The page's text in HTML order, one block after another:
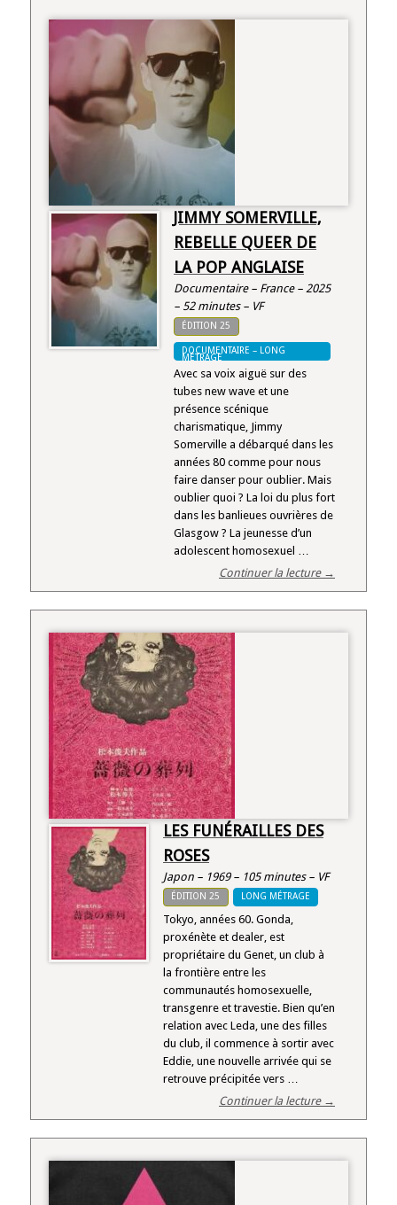
JIMMY SOMERVILLE,
REBELLE QUEER DE
LA POP ANGLAISE
Documentaire – France – 2025
– 52 minutes – VF
ÉDITION 25
DOCUMENTAIRE – LONG
MÉTRAGE
Avec sa voix aiguë sur des
tubes new wave et une
présence scénique
charismatique, Jimmy
Somerville a débarqué dans les
années 80 comme pour nous
faire danser pour oublier. Mais
oublier quoi ? La loi du plus fort
dans les banlieues ouvrières de
Glasgow ? La jeunesse d’un
adolescent homosexuel …
Continuer la lecture →
LES FUNÉRAILLES DES
ROSES
Japon – 1969 – 105 minutes – VF
ÉDITION 25 LONG MÉTRAGE
Tokyo, années 60. Gonda,
proxénète et dealer, est
propriétaire du Genet, un club à
la frontière entre les
communautés homosexuelle,
transgenre et travestie. Bien qu’en
relation avec Leda, une des filles
du club, il commence à sortir avec
Eddie, une nouvelle arrivée qui se
retrouve précipitée vers …
Continuer la lecture →